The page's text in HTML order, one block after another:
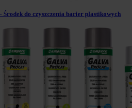
do czyszczenia barier plastikowych